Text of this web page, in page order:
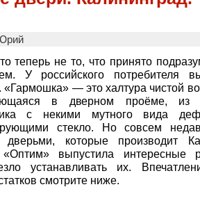
теперь не то, что принято
У российского потребителя
«Гармошка» — это халтура чистой
в дверном проёме, из
с некими мутного вида
стекло. Но совсем
дверьми, которые производит
выпустила интересные
устанавливать их.
смотрите ниже.